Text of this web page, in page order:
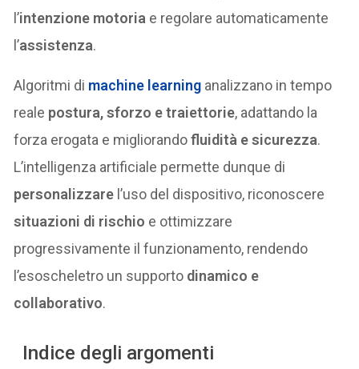
l’intenzione motoria e regolare automaticamente
l’assistenza.
Algoritmi di machine learning analizzano in tempo
reale postura, sforzo e traiettorie, adattando la
forza erogata e migliorandofluidità e sicurezza.
L’intelligenza artificiale permette dunque di
personalizzare l’uso del dispositivo, riconoscere
situazioni di rischio e ottimizzare
progressivamente il funzionamento, rendendo
l’esoscheletro un supporto dinamico e
collaborativo.
Indice degli argomenti